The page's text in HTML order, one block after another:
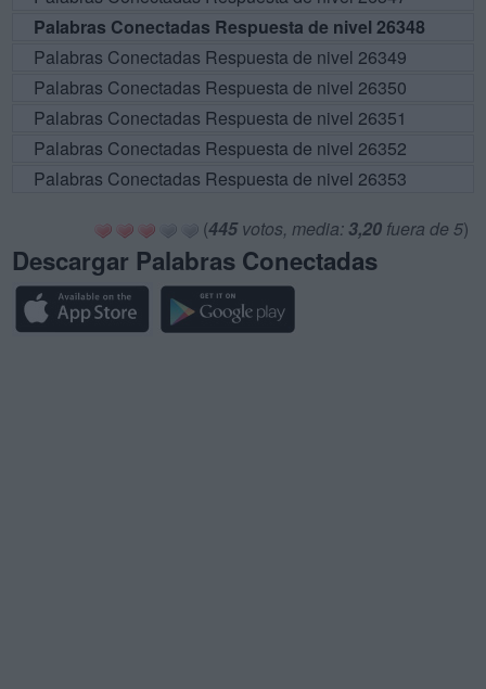
Palabras Conectadas Respuesta de nivel 26348
Palabras Conectadas Respuesta de nivel 26349
Palabras Conectadas Respuesta de nivel 26350
Palabras Conectadas Respuesta de nivel 26351
Palabras Conectadas Respuesta de nivel 26352
Palabras Conectadas Respuesta de nivel 26353
(445votos, media: 3,20 fuera de 5)
Descargar Palabras Conectadas